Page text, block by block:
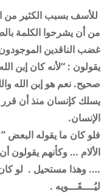
للأسف بسبب الكثير من
من أن يشرحوا الكلمة
غضب الناقدين الموجودون
يقولون : “لأنه كان إبن
صحيح. نعم هو إبن الله
يسلك كإنسان منذ أن قرر
الإنسان.
فلو كان ما يقوله
الألام … وكأنهم يقولون
…. وهذا مستحيل . لو كان
ليُــــقَـــويه .